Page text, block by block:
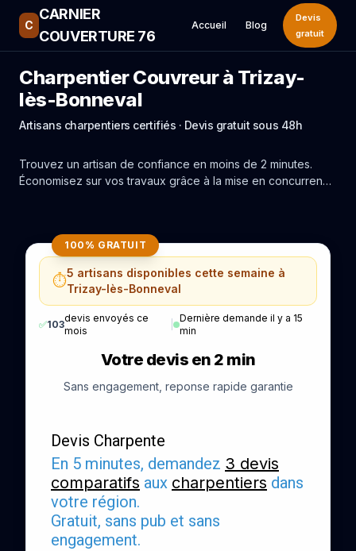
C
CARNIER
COUVERTURE 76
Accueil Blog
Devis
gratuit
Charpentier Couvreur à Trizay-
lès-Bonneval
Artisans charpentiers certifiés · Devis gratuit sous 48h
Trouvez un artisan de confiance en moins de 2 minutes.
Économisez sur vos travaux grâce à la mise en concurrence
100% GRATUIT
⏱️5 artisans disponibles cette semaine à
Trizay-lès-Bonneval
✅103
devis envoyés ce
mois
Dernière demande il y a 15
min
Votre devis en 2 min
Sans engagement, reponse rapide garantie
Devis Charpente
En 5 minutes, demandez 3 devis
comparatifs aux charpentiers dans
votre région.
Gratuit, sans pub et sans
engagement.